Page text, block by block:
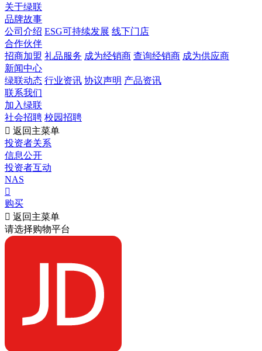
关于绿联
品牌故事
公司介绍 ESG可持续发展 线下门店
合作伙伴
招商加盟 礼品服务 成为经销商 查询经销商 成为供应商
新闻中心
绿联动态 行业资讯 协议声明 产品资讯
联系我们
加入绿联
社会招聘 校园招聘
 返回主菜单
投资者关系
信息公开
投资者互动
NAS

购买
 返回主菜单
请选择购物平台